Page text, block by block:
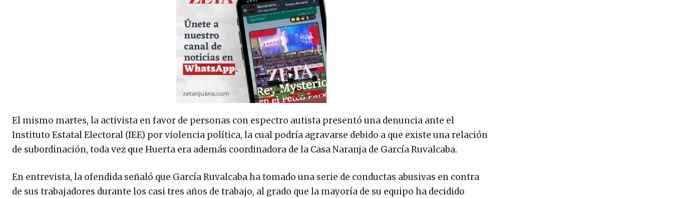
El mismo martes, la activista en favor de personas con espectro autista presentó una denuncia ante el
Instituto Estatal Electoral (IEE) por violencia política, la cual podría agravarse debido a que existe una relación
de subordinación, toda vez que Huerta era además coordinadora de la Casa Naranja de García Ruvalcaba.
En entrevista, la ofendida señaló que García Ruvalcaba ha tomado una serie de conductas abusivas en contra
de sus trabajadores durante los casi tres años de trabajo, al grado que la mayoría de su equipo ha decidido